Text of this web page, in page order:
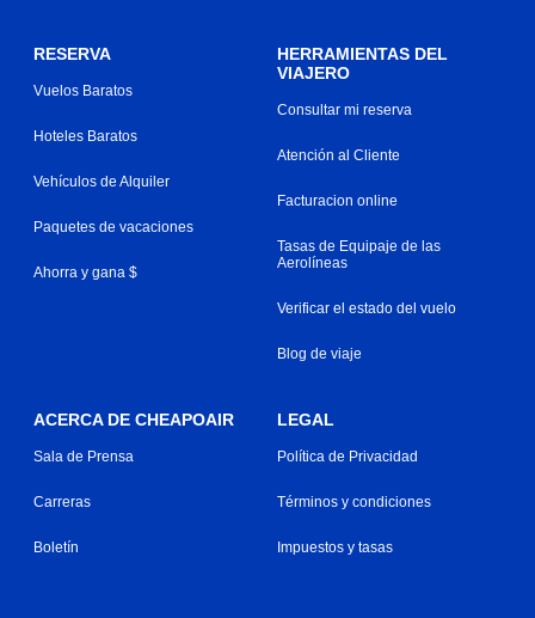
RESERVA
Vuelos Baratos
Hoteles Baratos
Vehículos de Alquiler
Paquetes de vacaciones
Ahorra y gana $
HERRAMIENTAS DEL
VIAJERO
Consultar mi reserva
Atención al Cliente
Facturacion online
Tasas de Equipaje de las
Aerolíneas
Verificar el estado del vuelo
Blog de viaje
ACERCA DE CHEAPOAIR
Sala de Prensa
Carreras
Boletín
LEGAL
Política de Privacidad
Términos y condiciones
Impuestos y tasas